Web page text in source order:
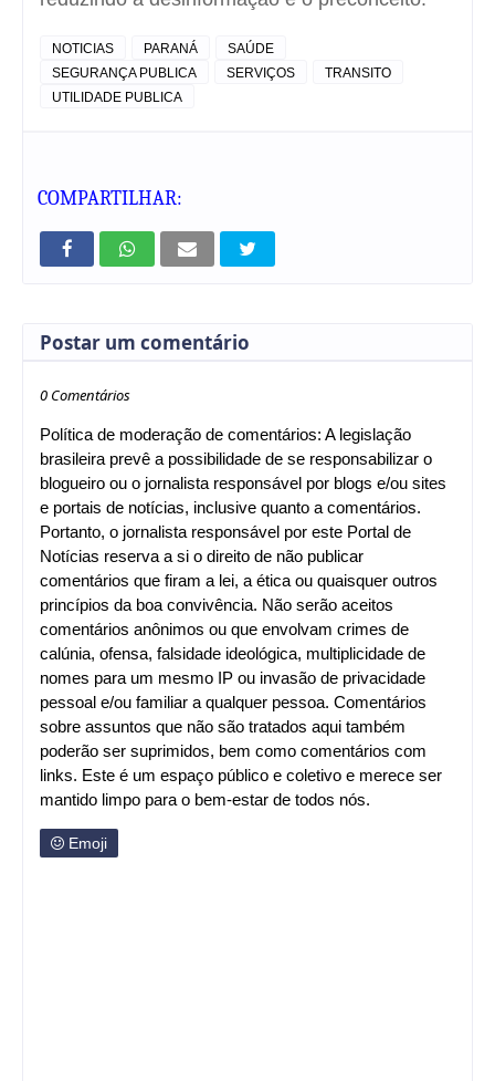
NOTICIAS PARANÁ
SAÚDE
SEGURANÇA PUBLICA
SERVIÇOS
TRANSITO
UTILIDADE PUBLICA
COMPARTILHAR:
Postar um comentário
0 Comentários
Política de moderação de comentários: A legislação
brasileira prevê a possibilidade de se responsabilizar o
blogueiro ou o jornalista responsável por blogs e/ou sites
e portais de notícias, inclusive quanto a comentários.
Portanto, o jornalista responsável por este Portal de
Notícias reserva a si o direito de não publicar
comentários que firam a lei, a ética ou quaisquer outros
princípios da boa convivência. Não serão aceitos
comentários anônimos ou que envolvam crimes de
calúnia, ofensa, falsidade ideológica, multiplicidade de
nomes para um mesmo IP ou invasão de privacidade
pessoal e/ou familiar a qualquer pessoa. Comentários
sobre assuntos que não são tratados aqui também
poderão ser suprimidos, bem como comentários com
links. Este é um espaço público e coletivo e merece ser
mantido limpo para o bem-estar de todos nós.
Emoji